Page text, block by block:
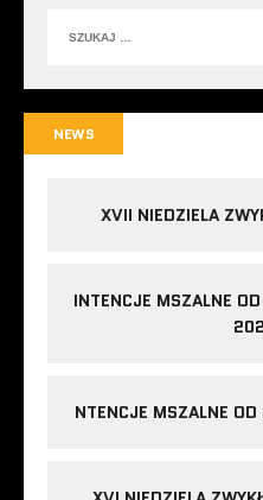
NEWS
XVII NIEDZIELA
INTENCJE MSZALNE
NTENCJE MSZALNE